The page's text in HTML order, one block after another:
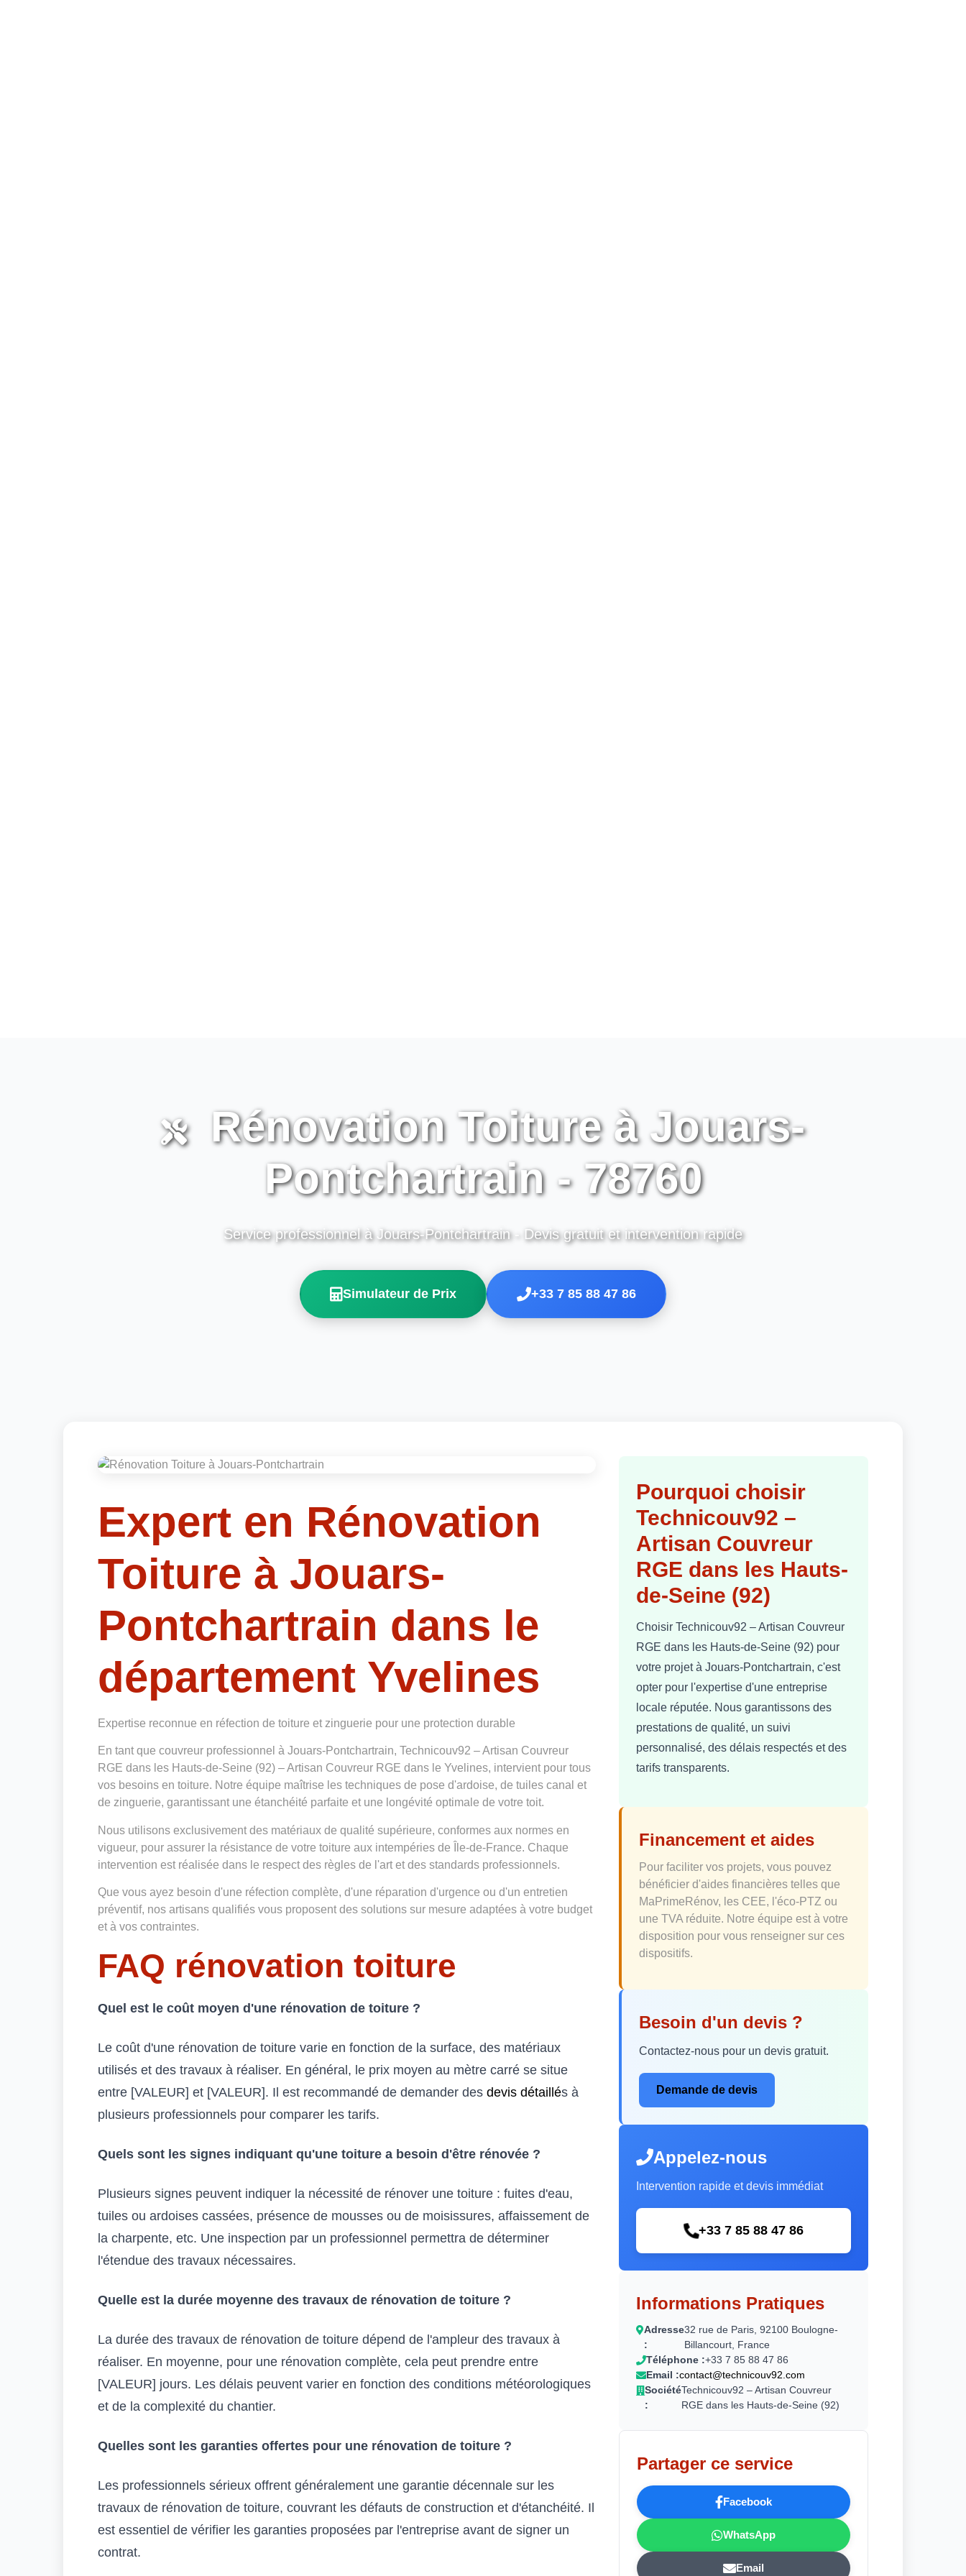
Rénovation Toiture à Jouars-
Pontchartrain - 78760
Service professionnel à Jouars-Pontchartrain - Devis gratuit et intervention rapide
Simulateur de Prix +33 7 85 88 47 86
Expert en Rénovation
Toiture à Jouars-
Pontchartrain dans le
département Yvelines
Expertise reconnue en réfection de toiture et zinguerie pour une protection durable
En tant que couvreur professionnel à Jouars-Pontchartrain, Technicouv92 – Artisan Couvreur
RGE dans les Hauts-de-Seine (92) – Artisan Couvreur RGE dans le Yvelines, intervient pour tous
vos besoins en toiture. Notre équipe maîtrise les techniques de pose d'ardoise, de tuiles canal et
de zinguerie, garantissant une étanchéité parfaite et une longévité optimale de votre toit.
Nous utilisons exclusivement des matériaux de qualité supérieure, conformes aux normes en
vigueur, pour assurer la résistance de votre toiture aux intempéries de Île-de-France. Chaque
intervention est réalisée dans le respect des règles de l'art et des standards professionnels.
Que vous ayez besoin d'une réfection complète, d'une réparation d'urgence ou d'un entretien
préventif, nos artisans qualifiés vous proposent des solutions sur mesure adaptées à votre budget
et à vos contraintes.
FAQ rénovation toiture
Quel est le coût moyen d'une rénovation de toiture ?
Le coût d'une rénovation de toiture varie en fonction de la surface, des matériaux
utilisés et des travaux à réaliser. En général, le prix moyen au mètre carré se situe
entre [VALEUR] et [VALEUR]. Il est recommandé de demander des devis détaillés à
plusieurs professionnels pour comparer les tarifs.
Quels sont les signes indiquant qu'une toiture a besoin d'être rénovée ?
Plusieurs signes peuvent indiquer la nécessité de rénover une toiture : fuites d'eau,
tuiles ou ardoises cassées, présence de mousses ou de moisissures, affaissement de
la charpente, etc. Une inspection par un professionnel permettra de déterminer
l'étendue des travaux nécessaires.
Quelle est la durée moyenne des travaux de rénovation de toiture ?
La durée des travaux de rénovation de toiture dépend de l'ampleur des travaux à
réaliser. En moyenne, pour une rénovation complète, cela peut prendre entre
[VALEUR] jours. Les délais peuvent varier en fonction des conditions météorologiques
et de la complexité du chantier.
Quelles sont les garanties offertes pour une rénovation de toiture ?
Les professionnels sérieux offrent généralement une garantie décennale sur les
travaux de rénovation de toiture, couvrant les défauts de construction et d'étanchéité. Il
est essentiel de vérifier les garanties proposées par l'entreprise avant de signer un
contrat.
Pourquoi choisir
Technicouv92 –
Artisan Couvreur
RGE dans les Hauts-
de-Seine (92)
Choisir Technicouv92 – Artisan Couvreur
RGE dans les Hauts-de-Seine (92) pour
votre projet à Jouars-Pontchartrain, c'est
opter pour l'expertise d'une entreprise
locale réputée. Nous garantissons des
prestations de qualité, un suivi
personnalisé, des délais respectés et des
tarifs transparents.
Financement et aides
Pour faciliter vos projets, vous pouvez
bénéficier d'aides financières telles que
MaPrimeRénov, les CEE, l'éco-PTZ ou
une TVA réduite. Notre équipe est à votre
disposition pour vous renseigner sur ces
dispositifs.
Besoin d'un devis ?
Contactez-nous pour un devis gratuit.
Demande de devis
Appelez-nous
Intervention rapide et devis immédiat
+33 7 85 88 47 86
Informations Pratiques
Adresse
:
32 rue de Paris, 92100 Boulogne-
Billancourt, France
Téléphone :+33 7 85 88 47 86
Email :contact@technicouv92.com
Société
:
Technicouv92 – Artisan Couvreur
RGE dans les Hauts-de-Seine (92)
Partager ce service
Facebook
WhatsApp
Email